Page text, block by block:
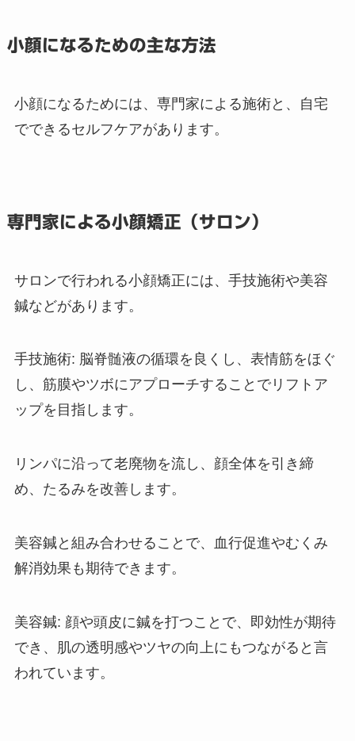
小顔になるための主な方法
小顔になるためには、専門家による施術と、自宅
でできるセルフケアがあります。
専門家による小顔矯正（サロン）
サロンで行われる小顔矯正には、手技施術や美容
鍼などがあります。
手技施術: 脳脊髄液の循環を良くし、表情筋をほぐ
し、筋膜やツボにアプローチすることでリフトア
ップを目指します。
リンパに沿って老廃物を流し、顔全体を引き締
め、たるみを改善します。
美容鍼と組み合わせることで、血行促進やむくみ
解消効果も期待できます。
美容鍼: 顔や頭皮に鍼を打つことで、即効性が期待
でき、肌の透明感やツヤの向上にもつながると言
われています。